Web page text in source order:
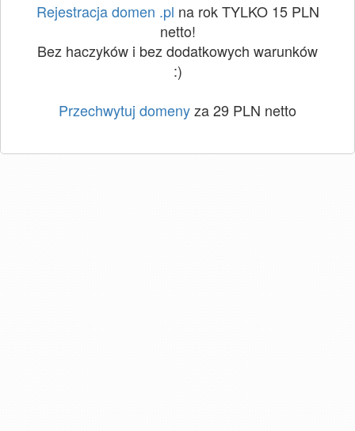
Rejestracja domen .pl na rok TYLKO 15 PLN
netto!
Bez haczyków i bez dodatkowych warunków
:)
Przechwytuj domenyza 29 PLN netto